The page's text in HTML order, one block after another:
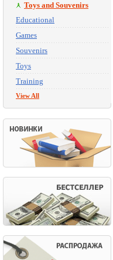
Toys and Souvenirs
Educational
Games
Souvenirs
Toys
Training
View All